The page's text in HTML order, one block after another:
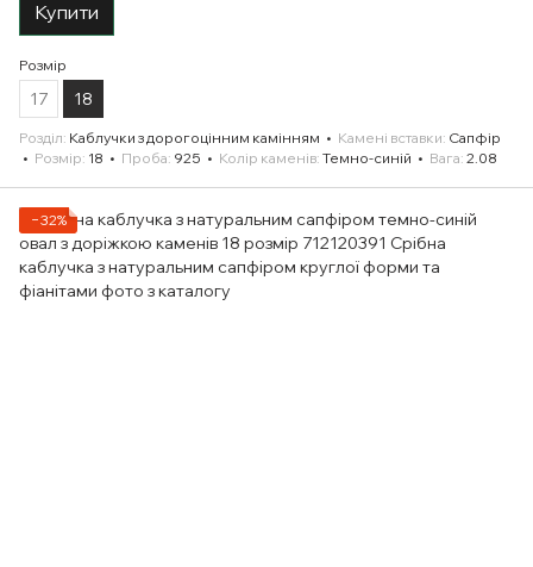
Купити
Розмір
17 18
Розділ Каблучки з дорогоцінним камінням Камені вставки Сапфір
Розмір 18 Проба 925 Колір каменів Темно-синій Вага 2.08
−32%